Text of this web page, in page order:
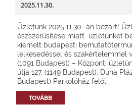
2025.11.30.
Üzletünk 2025.11.30.-án bezárt!
észszerűsítése miatt üzletünket
kiemelt budapesti
lelkesedéssel és szakértelemmel
(1091 Budapest) – Központi
útja 127. (1149 Budapest), Duna
Budapest) Parkolóház felől
TOVÁBB